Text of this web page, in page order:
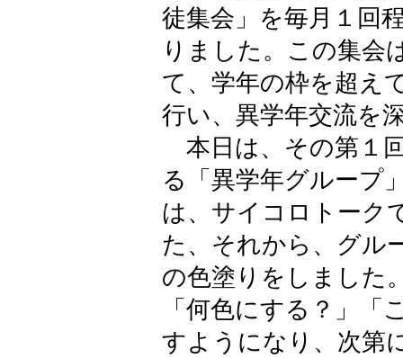
徒集会」を毎月１回
りました。この集会
て、学年の枠を超え
行い、異学年交流を
本日は、その第１
る「異学年グループ
は、サイコロトーク
た、それから、グル
の色塗りをしました
「何色にする？」
すようになり、次第